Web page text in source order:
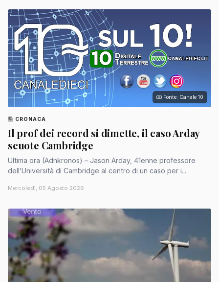
Fonte: Canale 10
CRONACA
Il prof dei record si dimette, il caso Arday
scuote Cambridge
Ultima ora (Adnkronos) – Jason Arday, 41enne professore
dell’Università di Cambridge al centro di un caso per i...
Mercoledì, 05 Agosto 2026